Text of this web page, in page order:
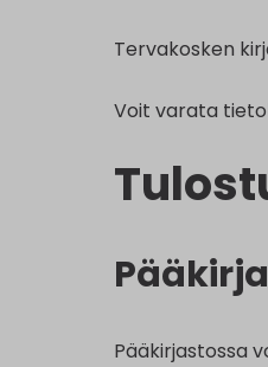
Tervakosken
Voit varata
Pääkirjastossa